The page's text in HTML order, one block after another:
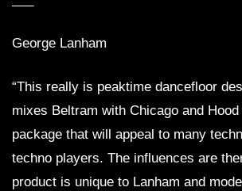
George Lanham
“This really is peaktime dancefloor
mixes Beltram with Chicago and
package that will appeal to many
techno players. The influences are
product is unique to Lanham and